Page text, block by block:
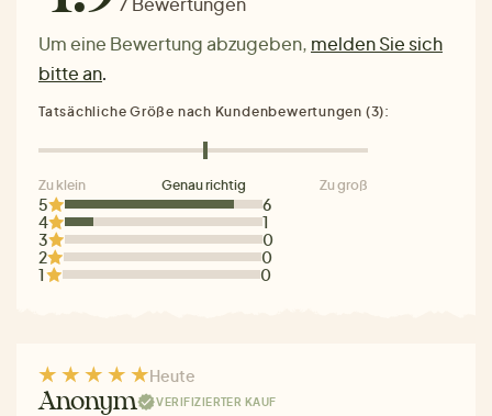
Um eine Bewertung abzugeben, melden Sie sich
bitte an.
5
6
4
1
3
0
2
0
1
0
Tatsächliche Größe nach Kundenbewertungen (3):
Zu klein Genau richtig Zu groß
Heute
Anonym VERIFIZIERTER KAUF